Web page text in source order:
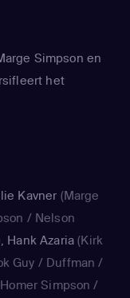
Simpson en
het
Kavner (Marge
/ Nelson
, Hank Azaria (Kirk
Guy / Duffman /
Simpson /